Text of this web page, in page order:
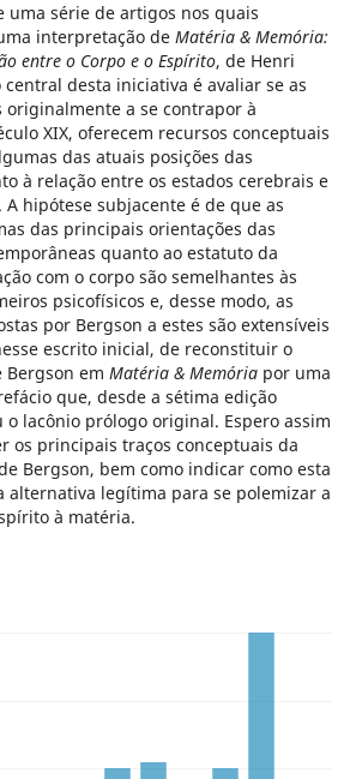
uma série de artigos nos quais
interpretação de Matéria & Memória:
entre o Corpo e o Espírito, de Henri
desta iniciativa é avaliar se as
originalmente a se contrapor à
XIX, oferecem recursos conceptuais
das atuais posições das
à relação entre os estados cerebrais e
A hipótese subjacente é de que as
das principais orientações das
quanto ao estatuto da
com o corpo são semelhantes às
psicofísicos e, desse modo, as
por Bergson a estes são extensíveis
escrito inicial, de reconstituir o
em Matéria & Memóriapor uma
que, desde a sétima edição
lacônio prólogo original. Espero assim
os principais traços conceptuais da
Bergson, bem como indicar como esta
alternativa legítima para se polemizar a
à matéria.